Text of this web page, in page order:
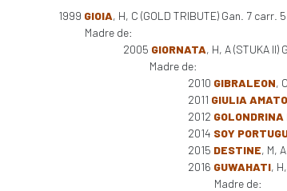
1999 GIOIA, H, C (GOLD TRIBUTE) Gan. 7
Madre de:
2005 GIORNATA, H, A (STUKA
Madre de:
2010 GIBRALEON,
2011 GIULIA AMATO
2012 GOLONDRINA
2014 SOY
2015 DESTINE, M,
2016 GUWAHATI,
Madre de: